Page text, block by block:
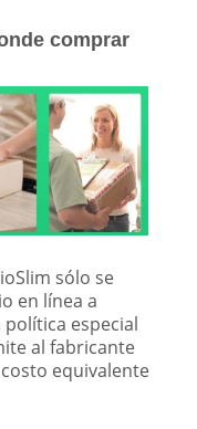
comprar
sólo se
en línea a
especial
al fabricante
equivalente